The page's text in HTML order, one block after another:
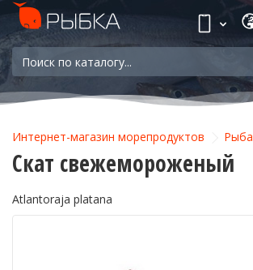
Интернет-магазин морепродуктов Рыба
Скат свежемороженый
Atlantoraja platana